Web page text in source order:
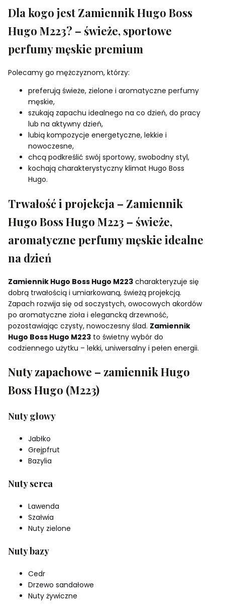
Dla kogo jest Zamiennik Hugo Boss
Hugo M223? – świeże, sportowe
perfumy męskie premium
Polecamy go mężczyznom, którzy:
preferują świeże, zielone i aromatyczne perfumy
męskie,
szukają zapachu idealnego na co dzień, do pracy
lub na aktywny dzień,
lubią kompozycje energetyczne, lekkie i
nowoczesne,
chcą podkreślić swój sportowy, swobodny styl,
kochają charakterystyczny klimat Hugo Boss
Hugo.
Trwałość i projekcja – Zamiennik
Hugo Boss Hugo M223 – świeże,
aromatyczne perfumy męskie idealne
na dzień
Zamiennik Hugo Boss Hugo M223 charakteryzuje się
dobrą trwałością i umiarkowaną, świeżą projekcją.
Zapach rozwija się od soczystych, owocowych akordów
po aromatyczne zioła i elegancką drzewność,
pozostawiając czysty, nowoczesny ślad. Zamiennik
Hugo Boss Hugo M223 to świetny wybór do
codziennego użytku – lekki, uniwersalny i pełen energii.
Nuty zapachowe – zamiennik Hugo
Boss Hugo (M223)
Nuty głowy
Jabłko
Grejpfrut
Bazylia
Nuty serca
Lawenda
Szałwia
Nuty zielone
Nuty bazy
Cedr
Drzewo sandałowe
Nuty żywiczne